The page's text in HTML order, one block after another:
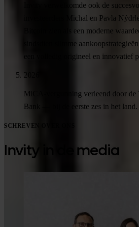
Invity verwelkomde ook de
investeerders Michal en Pavla
Bitcoin zien als een moderne
sindsdien slimme
een volledig origineel en innovatief
2026
MiCA-vergunning verleend door de
Bank — bij de eerste zes in het land.
SCHREVEN OVER ONS
Invity in de media